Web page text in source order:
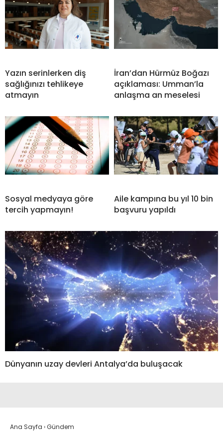
Yazın serinlerken diş
sağlığınızı tehlikeye
atmayın
İran’dan Hürmüz Boğazı
açıklaması: Umman’la
anlaşma an meselesi
Sosyal medyaya göre
tercih yapmayın!
Aile kampına bu yıl 10 bin
başvuru yapıldı
Dünyanın uzay devleri Antalya’da buluşacak
Ana Sayfa ›Gündem